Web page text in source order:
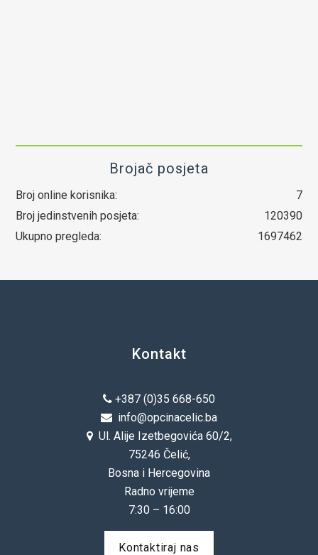
Brojač posjeta
Broj online korisnika:
7
Broj jedinstvenih posjeta:
120390
Ukupno pregleda:
1697462
Kontakt
+387 (0)35 668-650
info@opcinacelic.ba
Ul. Alije Izetbegovića 60/2,
75246 Čelić,
Bosna i Hercegovina
Radno vrijeme
7:30 – 16:00
Kontaktiraj nas